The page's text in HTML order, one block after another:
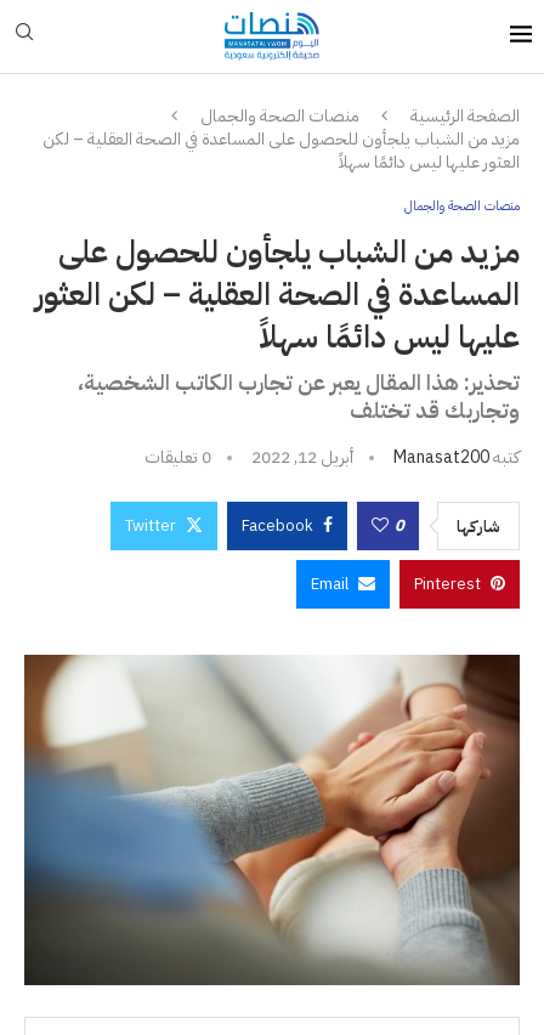
الصفحة الرئيسية
منصات الصحة والجمال
مزيد من الشباب يلجأون للحصول على المساعدة في الصحة العقلية – لكن
العثور عليها ليس دائمًا سهلاً
منصات الصحة والجمال
مزيد من الشباب يلجأون للحصول على
المساعدة في الصحة العقلية – لكن العثور
عليها ليس دائمًا سهلاً
تحذير: هذا المقال يعبر عن تجارب الكاتب الشخصية،
وتجاربك قد تختلف
كتبهManasat200 أبريل 12, 2022 0 تعليقات
شاركها 0
Facebook
Twitter
Pinterest
Email